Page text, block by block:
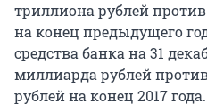
триллиона рублей
на конец предыдущего
средства банка на 31
миллиарда рублей
рублей на конец 2017 года.